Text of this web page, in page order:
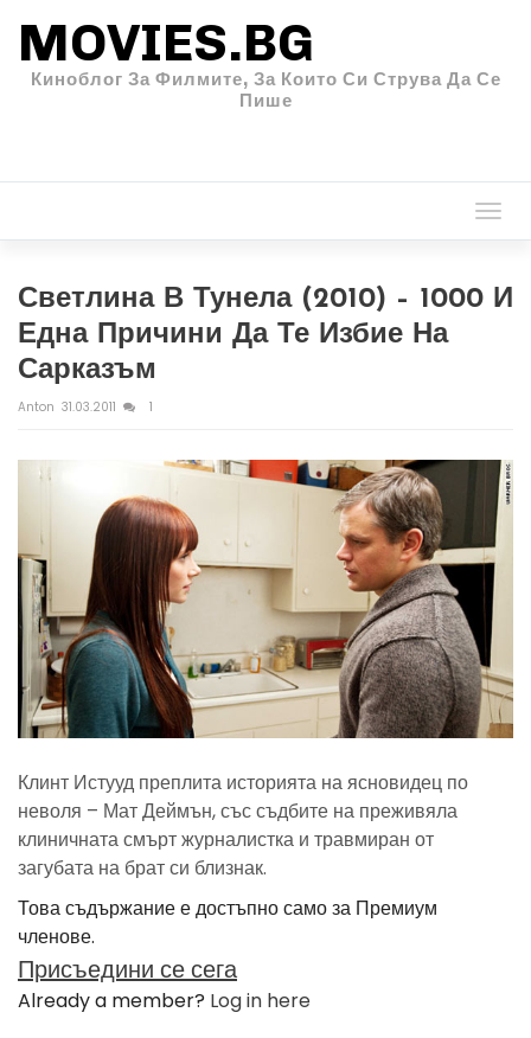
MOVIES.BG
Киноблог За Филмите, За Които Си Струва Да Се
Пише
Светлина В Тунела (2010) – 1000 И
Една Причини Да Те Избие На
Сарказъм
Anton 31.03.2011 1
Клинт Истууд преплита историята на ясновидец по
неволя – Мат Деймън, със съдбите на преживяла
клиничната смърт журналистка и травмиран от
загубата на брат си близнак.
Това съдържание е достъпно само за Премиум
членове.
Присъедини се сега
Already a member? Log in here